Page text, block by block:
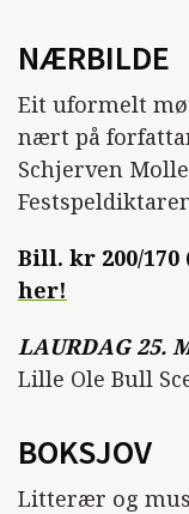
NÆRBILDE
Eit uformelt
nært på
Schjerven
Bill. kr 200/
her!
LAURDAG 25.
Lille Ole Bull
BOKSJOV
Litterær og